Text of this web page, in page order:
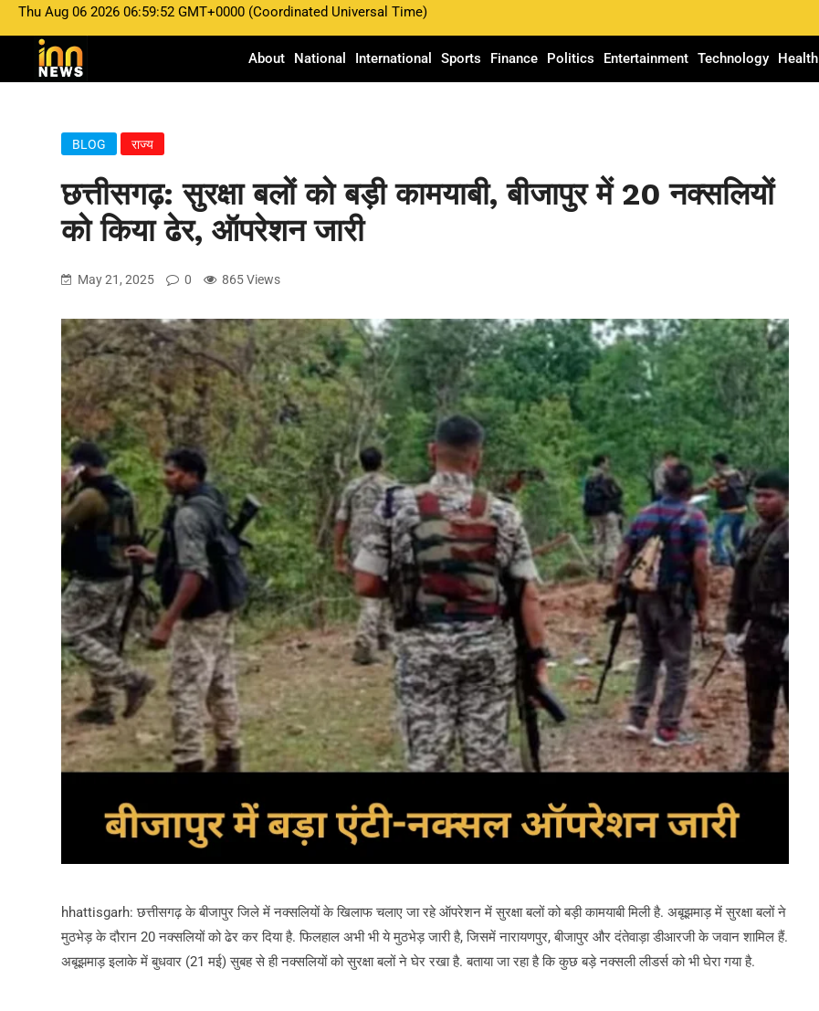
Thu Aug 06 2026 06:59:52 GMT+0000 (Coordinated Universal Time)
About National International Sports Finance Politics Entertainment Technology Health
BLOG राज्य
छत्तीसगढ़: सुरक्षा बलों को बड़ी कामयाबी, बीजापुर में 20 नक्सलियों
को किया ढेर, ऑपरेशन जारी
May 21, 2025 0 865 Views
hhattisgarh: छत्तीसगढ़ के बीजापुर जिले में नक्सलियों के खिलाफ चलाए जा रहे ऑपरेशन में सुरक्षा बलों को बड़ी कामयाबी मिली है. अबूझमाड़ में सुरक्षा बलों ने
मुठभेड़ के दौरान 20 नक्सलियों को ढेर कर दिया है. फिलहाल अभी भी ये मुठभेड़ जारी है, जिसमें नारायणपुर, बीजापुर और दंतेवाड़ा डीआरजी के जवान शामिल हैं.
अबूझमाड़ इलाके में बुधवार (21 मई) सुबह से ही नक्सलियों को सुरक्षा बलों ने घेर रखा है. बताया जा रहा है कि कुछ बड़े नक्सली लीडर्स को भी घेरा गया है.